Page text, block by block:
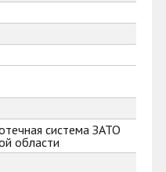
система ЗАТО
области